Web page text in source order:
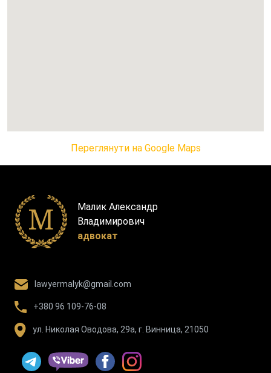
Переглянути на Google Maps
Малик Александр
Владимирович
адвокат
lawyermalyk@gmail.com
+380 96 109-76-08
ул. Николая Оводова, 29а, г. Винница, 21050